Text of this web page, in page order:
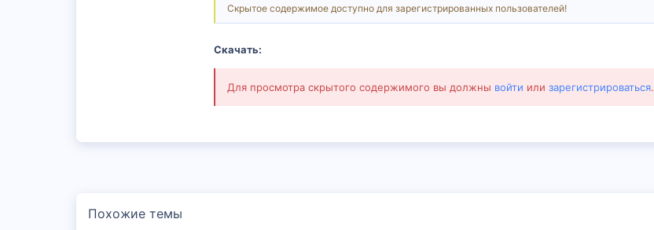
Скрытое содержимое доступно для зарегистрированных пользователей!
Скачать:
Для просмотра скрытого содержимого вы должны войти или зарегистрироваться.
Похожие темы